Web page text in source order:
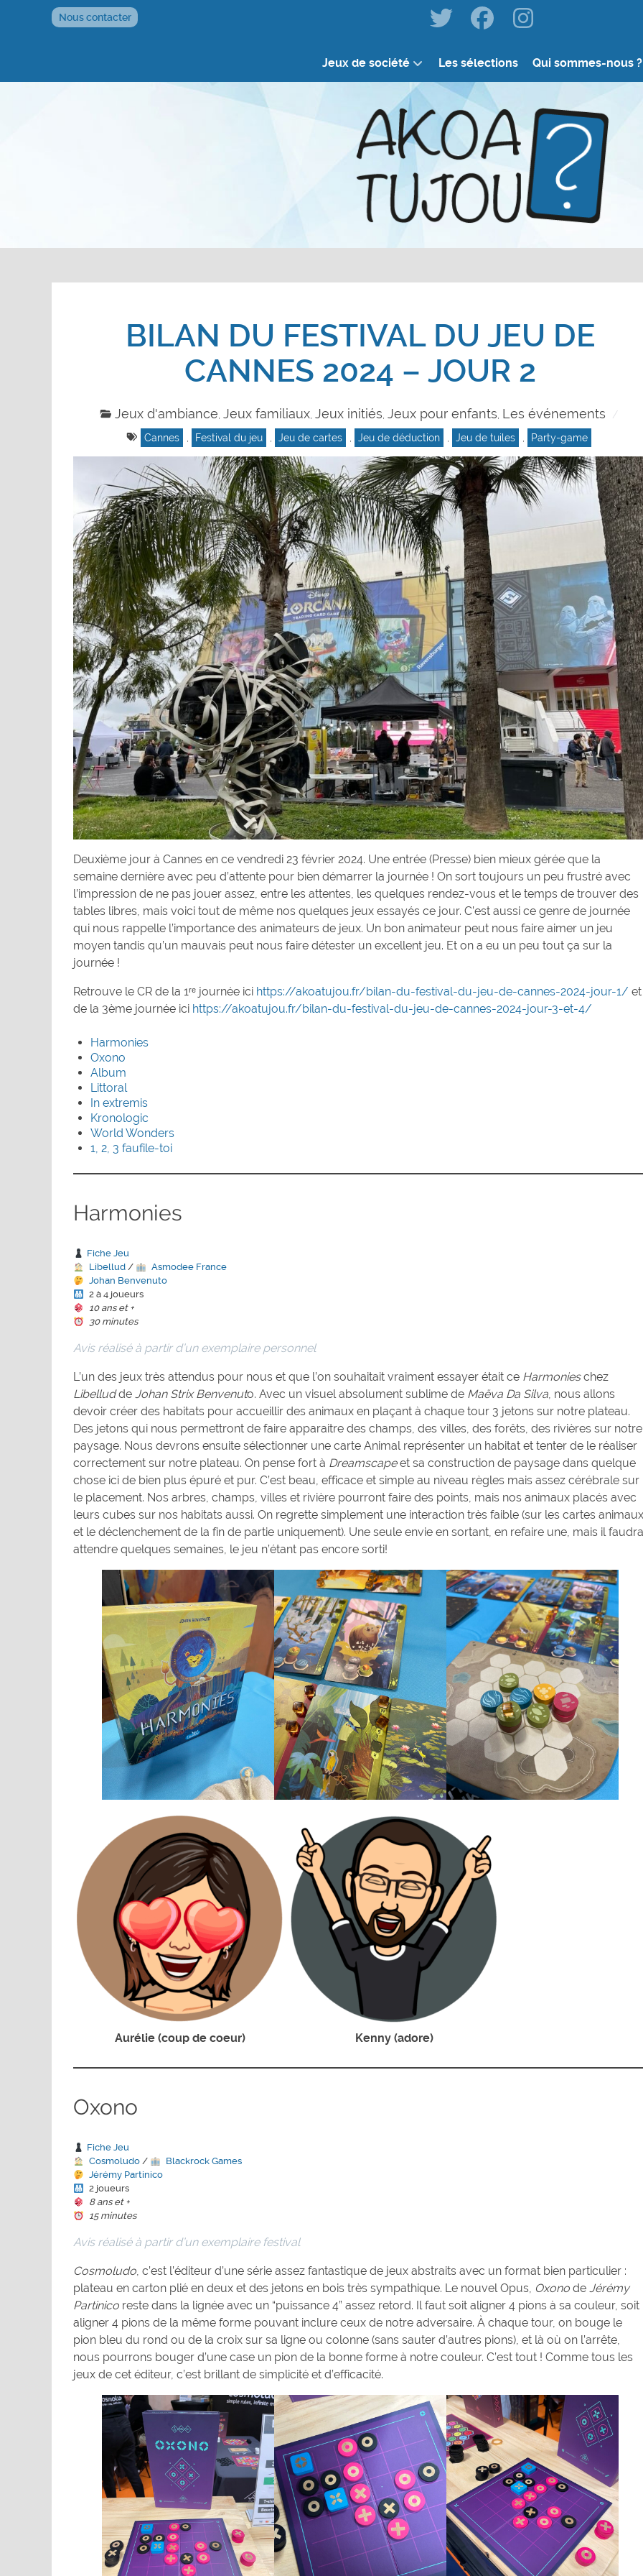
Nous contacter
Jeux de société Les sélections Qui sommes-nous ?
BILAN DU FESTIVAL DU JEU DE
CANNES 2024 – JOUR 2
Jeux d'ambiance Jeux familiaux, Jeux initiés Jeux pour enfants Les événements
Cannes Festival du jeu Jeu de cartes Jeu de déduction Jeu de tuiles Party-game
Deuxième jour à Cannes en ce vendredi 23 février 2024. Une entrée (Presse) bien mieux gérée que la
semaine dernière avec peu d’attente pour bien démarrer la journée ! On sort toujours un peu frustré avec
l’impression de ne pas jouer assez, entre les attentes, les quelques rendez-vous et le temps de trouver des
tables libres, mais voici tout de même nos quelques jeux essayés ce jour. C’est aussi ce genre de journée
qui nous rappelle l’importance des animateurs de jeux. Un bon animateur peut nous faire aimer un jeu
moyen tandis qu’un mauvais peut nous faire détester un excellent jeu. Et on a eu un peu tout ça sur la
journée !
Retrouve le CR de la 1ʳᵉ journée ici https://akoatujou.fr/bilan-du-festival-du-jeu-de-cannes-2024-jour-1/ et
de la 3ème journée ici https://akoatujou.fr/bilan-du-festival-du-jeu-de-cannes-2024-jour-3-et-4/
Harmonies
Oxono
Album
Littoral
In extremis
Kronologic
World Wonders
1, 2, 3 faufile-toi
Harmonies
Fiche Jeu
Libellud/
Asmodee France
Johan Benvenuto
2 à 4 joueurs
10 ans et +
30 minutes
Avis réalisé à partir d’un exemplaire personnel
L’un des jeux très attendus pour nous et que l’on souhaitait vraiment essayer était ce Harmonieschez
Libelludde Johan Strix Benvenuto. Avec un visuel absolument sublime de Maëva Da Silva, nous allons
devoir créer des habitats pour accueillir des animaux en plaçant à chaque tour 3 jetons sur notre plateau.
Des jetons qui nous permettront de faire apparaitre des champs, des villes, des forêts, des rivières sur notre
paysage. Nous devrons ensuite sélectionner une carte Animal représenter un habitat et tenter de le réaliser
correctement sur notre plateau. On pense fort à Dreamscapeet sa construction de paysage dans quelque
chose ici de bien plus épuré et pur. C’est beau, efficace et simple au niveau règles mais assez cérébrale sur
le placement. Nos arbres, champs, villes et rivière pourront faire des points, mais nos animaux placés avec
leurs cubes sur nos habitats aussi. On regrette simplement une interaction très faible (sur les cartes animaux
et le déclenchement de la fin de partie uniquement). Une seule envie en sortant, en refaire une, mais il faudra
attendre quelques semaines, le jeu n’étant pas encore sorti!
Aurélie (coup de coeur) Kenny (adore)
Oxono
Fiche Jeu
Cosmoludo/
Blackrock Games
Jérémy Partinico
2 joueurs
8 ans et +
15 minutes
Avis réalisé à partir d’un exemplaire festival
Cosmoludo, c’est l’éditeur d’une série assez fantastique de jeux abstraits avec un format bien particulier :
plateau en carton plié en deux et des jetons en bois très sympathique. Le nouvel Opus, Oxono de Jérémy
Partinico reste dans la lignée avec un “puissance 4” assez retord. Il faut soit aligner 4 pions à sa couleur, soit
aligner 4 pions de la même forme pouvant inclure ceux de notre adversaire. À chaque tour, on bouge le
pion bleu du rond ou de la croix sur sa ligne ou colonne (sans sauter d’autres pions), et là où on l’arrête,
nous pourrons bouger d’une case un pion de la bonne forme à notre couleur. C’est tout ! Comme tous les
jeux de cet éditeur, c’est brillant de simplicité et d’efficacité.